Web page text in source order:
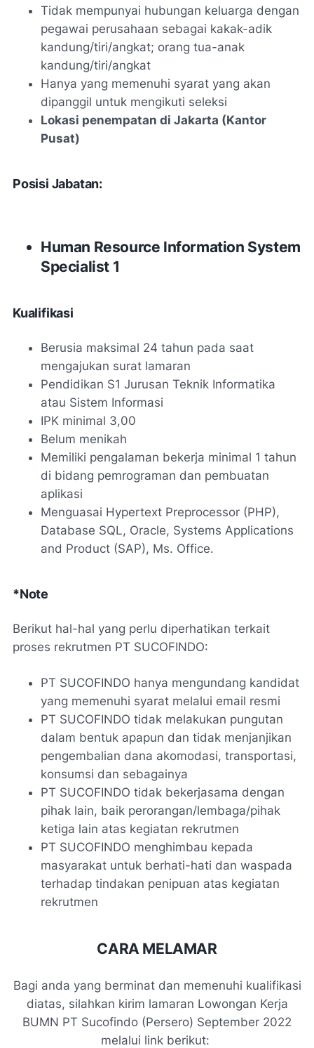
Tidak mempunyai hubungan keluarga dengan
pegawai perusahaan sebagai kakak-adik
kandung/tiri/angkat; orang tua-anak
kandung/tiri/angkat
Hanya yang memenuhi syarat yang akan
dipanggil untuk mengikuti seleksi
Lokasi penempatan di Jakarta (Kantor
Pusat)
Posisi Jabatan:
Human Resource lnformation System
Specialist 1
Kualifikasi
Berusia maksimal 24 tahun pada saat
mengajukan surat lamaran
Pendidikan S1 Jurusan Teknik Informatika
atau Sistem Informasi
IPK minimal 3,00
Belum menikah
Memiliki pengalaman bekerja minimal 1 tahun
di bidang pemrograman dan pembuatan
aplikasi
Menguasai Hypertext Preprocessor (PHP),
Database SQL, Oracle, Systems Applications
and Product (SAP), Ms. Office.
*Note
Berikut hal-hal yang perlu diperhatikan terkait
proses rekrutmen PT SUCOFINDO:
PT SUCOFINDO hanya mengundang kandidat
yang memenuhi syarat melalui email resmi
PT SUCOFINDO tidak melakukan pungutan
dalam bentuk apapun dan tidak menjanjikan
pengembalian dana akomodasi, transportasi,
konsumsi dan sebagainya
PT SUCOFINDO tidak bekerjasama dengan
pihak lain, baik perorangan/lembaga/pihak
ketiga lain atas kegiatan rekrutmen
PT SUCOFINDO menghimbau kepada
masyarakat untuk berhati-hati dan waspada
terhadap tindakan penipuan atas kegiatan
rekrutmen
CARA MELAMAR
Bagi anda yang berminat dan memenuhi kualifikasi
diatas, silahkan kirim lamaran Lowongan Kerja
BUMN PT Sucofindo (Persero) September 2022
melalui link berikut: